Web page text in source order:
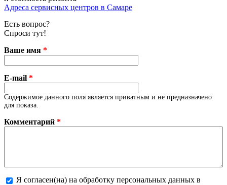
Адреса сервисных центров в Самаре
Есть вопрос?
Спроси тут!
Ваше имя *
E-mail *
Содержимое данного поля является приватным и не предназначено
для показа.
Комментарий *
Я согласен(на) на обработку персональных данных в